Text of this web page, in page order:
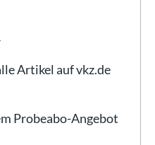
Artikel auf vkz.de
Probeabo-Angebot